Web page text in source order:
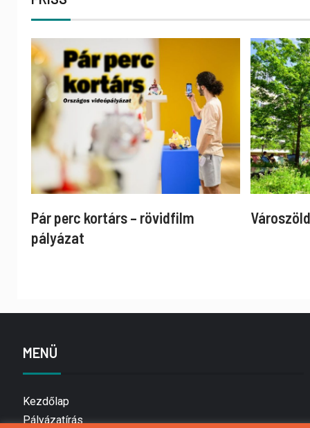
Pár perc kortárs – rövidfilm
pályázat
MENÜ
Kezdőlap
Pályázatírás